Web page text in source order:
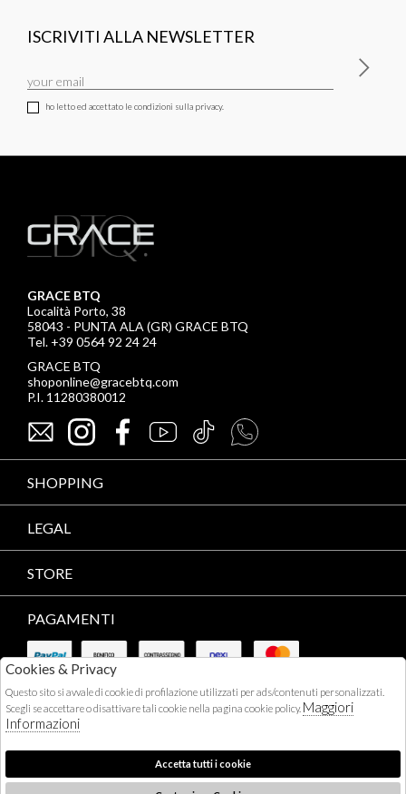
ISCRIVITI ALLA NEWSLETTER
ho letto ed accettato le condizioni sulla privacy.
GRACE BTQ
Località Porto, 38
58043 - PUNTA ALA (GR) GRACE BTQ
Tel. +39 0564 92 24 24
GRACE BTQ
shoponline@gracebtq.com
P.I. 11280380012
SHOPPING
LEGAL
STORE
PAGAMENTI
CORRIERI
Cookies & Privacy
Questo sito si avvale di cookie di profilazione utilizzati per ads/contenuti personalizzati.
Scegli se accettare o disattivare tali cookie nella pagina cookie policy. Maggiori
Informazioni
Accetta tutti i cookie